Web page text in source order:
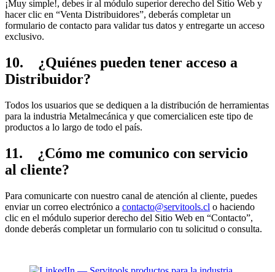
¡Muy simple!, debes ir al módulo superior derecho del Sitio Web y
hacer clic en “Venta Distribuidores”, deberás completar un
formulario de contacto para validar tus datos y entregarte un acceso
exclusivo.
10. ¿Quiénes pueden tener acceso a
Distribuidor?
Todos los usuarios que se dediquen a la distribución de herramientas
para la industria Metalmecánica y que comercialicen este tipo de
productos a lo largo de todo el país.
11. ¿Cómo me comunico con servicio
al cliente?
Para comunicarte con nuestro canal de atención al cliente, puedes
enviar un correo electrónico a contacto@servitools.cl o haciendo
clic en el módulo superior derecho del Sitio Web en “Contacto”,
donde deberás completar un formulario con tu solicitud o consulta.